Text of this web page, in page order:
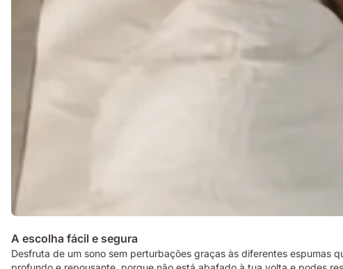
A escolha fácil e segura
Desfruta de um sono sem perturbações graças às diferentes espumas